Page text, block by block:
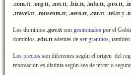
.com.tt, .org.tt, .net.tt, .biz.tt, .info.tt, .pro.tt,
.travel.tt, .museum.tt, .aero.tt, .cat.tt, .tel.tt y
Los dominios .gov.tt son gestionados por el
dominios .edu.tt además de ser gratuitos,
Los precios son diferentes según el origen del
renovación es distinta según sea de tercer o